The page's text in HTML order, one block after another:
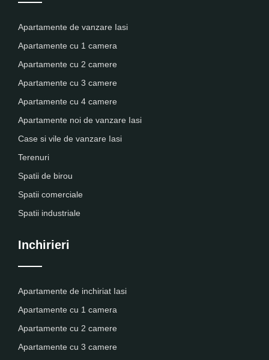
Apartamente de vanzare Iasi
Apartamente cu 1 camera
Apartamente cu 2 camere
Apartamente cu 3 camere
Apartamente cu 4 camere
Apartamente noi de vanzare Iasi
Case si vile de vanzare Iasi
Terenuri
Spatii de birou
Spatii comerciale
Spatii industriale
Inchirieri
Apartamente de inchiriat Iasi
Apartamente cu 1 camera
Apartamente cu 2 camere
Apartamente cu 3 camere